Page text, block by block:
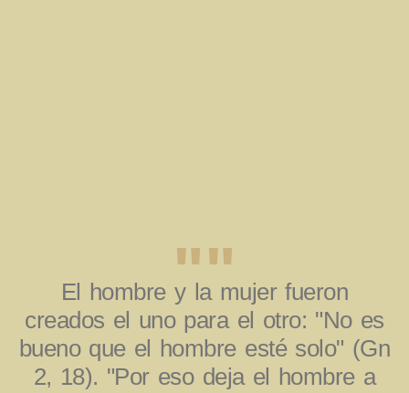
""
El hombre y la mujer fueron
creados el uno para el otro: "No es
bueno que el hombre esté solo" (Gn
2, 18). "Por eso deja el hombre a